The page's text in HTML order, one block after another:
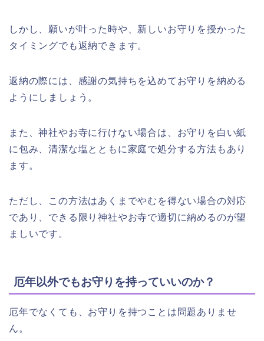
しかし、願いが叶った時や、新しいお守りを授かった
タイミングでも返納できます。
返納の際には、感謝の気持ちを込めてお守りを納める
ようにしましょう。
また、神社やお寺に行けない場合は、お守りを白い紙
に包み、清潔な塩とともに家庭で処分する方法もあり
ます。
ただし、この方法はあくまでやむを得ない場合の対応
であり、できる限り神社やお寺で適切に納めるのが望
ましいです。
厄年以外でもお守りを持っていいのか？
厄年でなくても、お守りを持つことは問題ありませ
ん。